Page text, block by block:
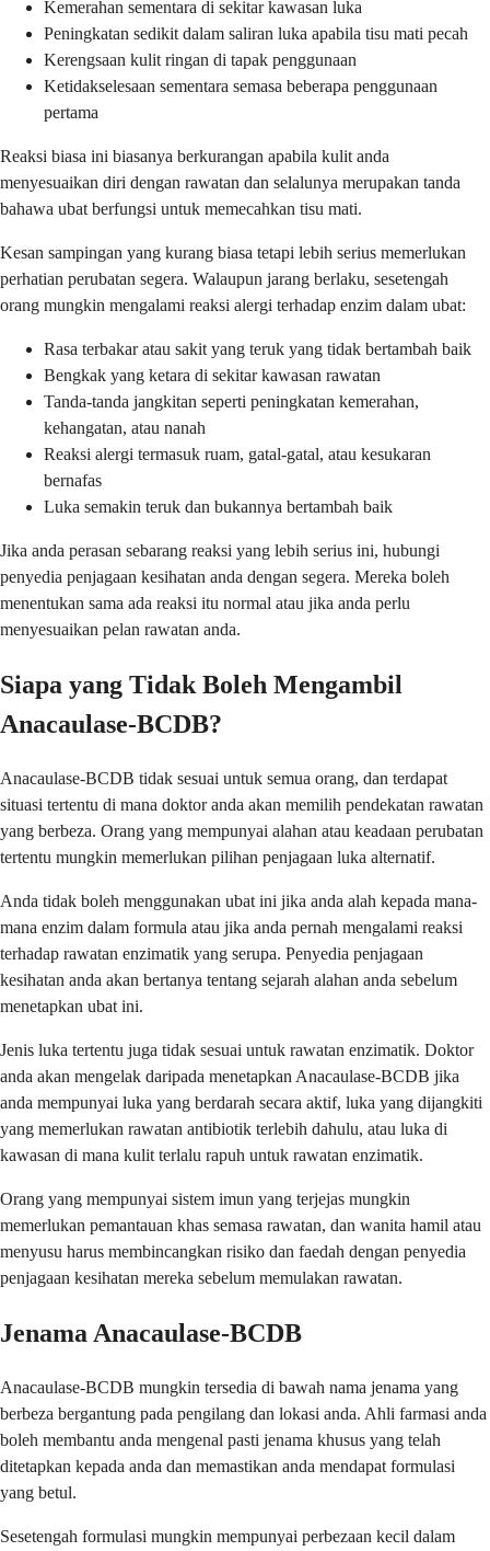
Kemerahan sementara di sekitar kawasan luka
Peningkatan sedikit dalam saliran luka apabila tisu mati pecah
Kerengsaan kulit ringan di tapak penggunaan
Ketidakselesaan sementara semasa beberapa penggunaan
pertama
Reaksi biasa ini biasanya berkurangan apabila kulit anda
menyesuaikan diri dengan rawatan dan selalunya merupakan tanda
bahawa ubat berfungsi untuk memecahkan tisu mati.
Kesan sampingan yang kurang biasa tetapi lebih serius memerlukan
perhatian perubatan segera. Walaupun jarang berlaku, sesetengah
orang mungkin mengalami reaksi alergi terhadap enzim dalam ubat:
Rasa terbakar atau sakit yang teruk yang tidak bertambah baik
Bengkak yang ketara di sekitar kawasan rawatan
Tanda-tanda jangkitan seperti peningkatan kemerahan,
kehangatan, atau nanah
Reaksi alergi termasuk ruam, gatal-gatal, atau kesukaran
bernafas
Luka semakin teruk dan bukannya bertambah baik
Jika anda perasan sebarang reaksi yang lebih serius ini, hubungi
penyedia penjagaan kesihatan anda dengan segera. Mereka boleh
menentukan sama ada reaksi itu normal atau jika anda perlu
menyesuaikan pelan rawatan anda.
Siapa yang Tidak Boleh Mengambil
Anacaulase-BCDB?
Anacaulase-BCDB tidak sesuai untuk semua orang, dan terdapat
situasi tertentu di mana doktor anda akan memilih pendekatan rawatan
yang berbeza. Orang yang mempunyai alahan atau keadaan perubatan
tertentu mungkin memerlukan pilihan penjagaan luka alternatif.
Anda tidak boleh menggunakan ubat ini jika anda alah kepada mana-
mana enzim dalam formula atau jika anda pernah mengalami reaksi
terhadap rawatan enzimatik yang serupa. Penyedia penjagaan
kesihatan anda akan bertanya tentang sejarah alahan anda sebelum
menetapkan ubat ini.
Jenis luka tertentu juga tidak sesuai untuk rawatan enzimatik. Doktor
anda akan mengelak daripada menetapkan Anacaulase-BCDB jika
anda mempunyai luka yang berdarah secara aktif, luka yang dijangkiti
yang memerlukan rawatan antibiotik terlebih dahulu, atau luka di
kawasan di mana kulit terlalu rapuh untuk rawatan enzimatik.
Orang yang mempunyai sistem imun yang terjejas mungkin
memerlukan pemantauan khas semasa rawatan, dan wanita hamil atau
menyusu harus membincangkan risiko dan faedah dengan penyedia
penjagaan kesihatan mereka sebelum memulakan rawatan.
Jenama Anacaulase-BCDB
Anacaulase-BCDB mungkin tersedia di bawah nama jenama yang
berbeza bergantung pada pengilang dan lokasi anda. Ahli farmasi anda
boleh membantu anda mengenal pasti jenama khusus yang telah
ditetapkan kepada anda dan memastikan anda mendapat formulasi
yang betul.
Sesetengah formulasi mungkin mempunyai perbezaan kecil dalam